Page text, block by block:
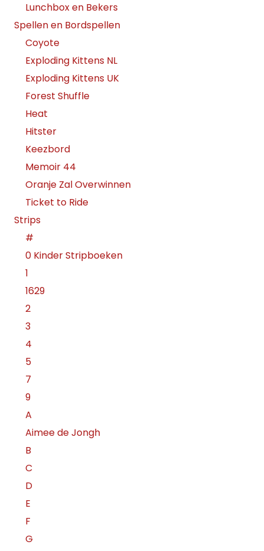
Lunchbox en Bekers
Spellen en Bordspellen
Coyote
Exploding Kittens NL
Exploding Kittens UK
Forest Shuffle
Heat
Hitster
Keezbord
Memoir 44
Oranje Zal Overwinnen
Ticket to Ride
Strips
#
0 Kinder Stripboeken
1
1629
2
3
4
5
7
9
A
Aimee de Jongh
B
C
D
E
F
G